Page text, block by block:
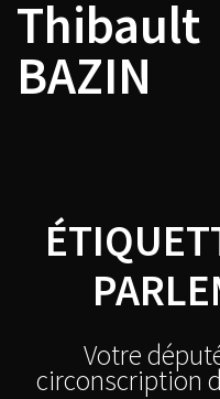
Skip
content
Thibault
BAZIN
Votre
circonscription